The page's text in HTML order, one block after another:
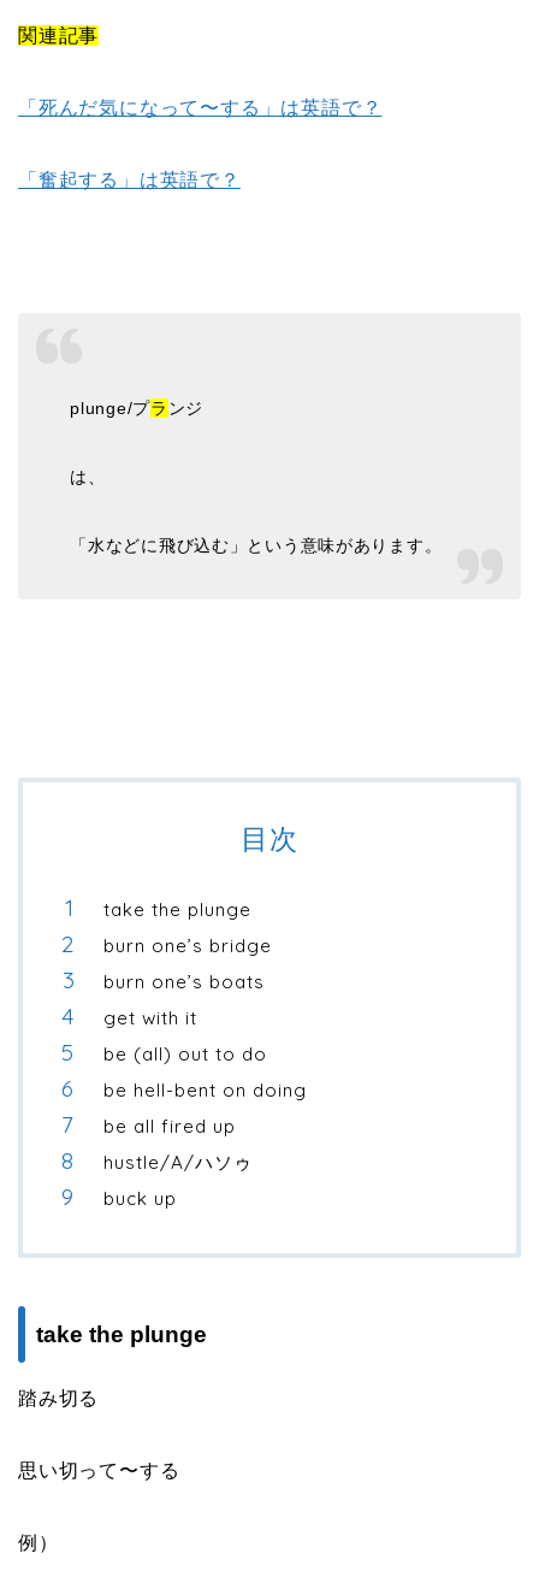
関連記事
「死んだ気になって〜する」は英語で？
「奮起する」は英語で？
plunge/プラ ンジ
は、
「水などに飛び込む」という意味があります。
目次
take the plunge
burn one’s bridge
burn one’s boats
get with it
be (all) out to do
be hell-bent on doing
be all fired up
hustle/A/ハソゥ
buck up
take the plunge
踏み切る
思い切って〜する
例）